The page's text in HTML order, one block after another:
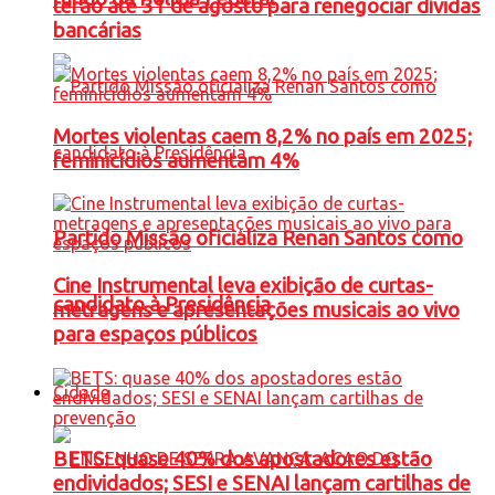
Partido Missão oficializa Renan Santos como
candidato à Presidência
Cidade
terão até 31 de agosto para renegociar dívidas
bancárias
Mortes violentas caem 8,2% no país em 2025;
feminicídios aumentam 4%
Cine Instrumental leva exibição de curtas-
metragens e apresentações musicais ao vivo
para espaços públicos
BETS: quase 40% dos apostadores estão
endividados; SESI e SENAI lançam cartilhas de